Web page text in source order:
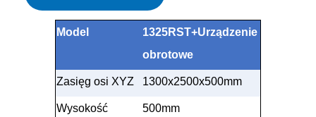
Model
1325RST+Urządzenie
obrotowe
Zasięg osi XYZ 1300x2500x500mm
Wysokość
500mm